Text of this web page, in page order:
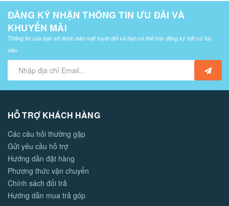
ĐĂNG KÝ NHẬN THÔNG TIN ƯU ĐÃI VÀ
KHUYẾN MÃI
Thông tin của bạn sẽ được bảo mật tuyệt đối và bạn có thể hủy đăng ký bất cứ lúc
nào.
HỖ TRỢ KHÁCH HÀNG
Các câu hỏi thường gặp
Gửi yêu cầu hỗ trợ
Hướng dẫn đặt hàng
Phương thức vận chuyển
Chính sách đổi trả
Hướng dẫn mua trả góp